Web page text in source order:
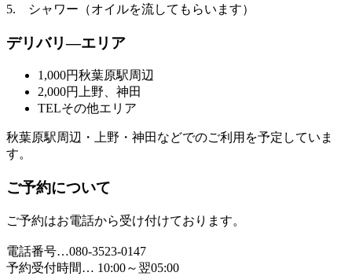
5. シャワー（オイルを流してもらいます）
デリバリ―エリア
1,000円秋葉原駅周辺
2,000円
上野、神田
TELその他エリア
秋葉原駅周辺・上野・神田などでのご利用を予定していま
す。
ご予約について
ご予約はお電話から受け付けております。
電話番号…080-3523-0147
予約受付時間… 10:00～翌05:00